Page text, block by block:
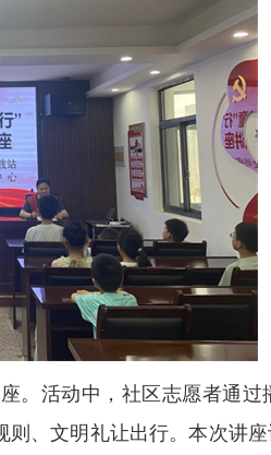
。活动中，社区志愿者通
、文明礼让出行。本次讲